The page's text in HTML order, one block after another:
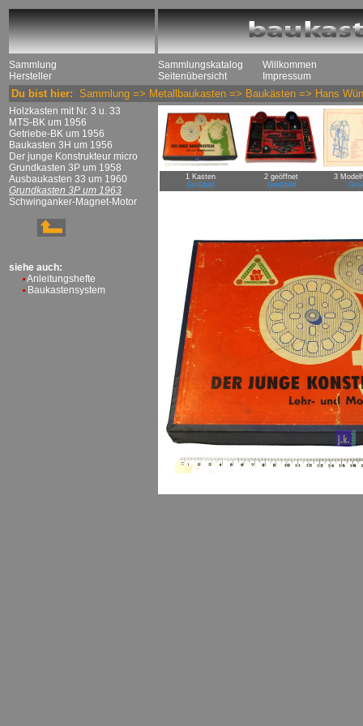
Sammlung
Hersteller
Sammlungskatalog
Seitenübersicht
Willkommen
Impressum
Du bist hier: Sammlung => Metallbaukasten => Baukästen => Hans
Holzkasten mit Nr. 3 u. 33
MTS-BK um 1956
Getriebe-BK um 1956
Baukasten 3H um 1956
Der junge Konstrukteur micro
Grundkasten 3P um 1958
Ausbaukasten 33 um 1960
Grundkasten 3P um 1963
Schwinganker-Magnet-Motor
siehe auch:
Anleitungshefte
Baukastensystem
1 Kasten
Großbild
2 geöffnet
Großbild
3